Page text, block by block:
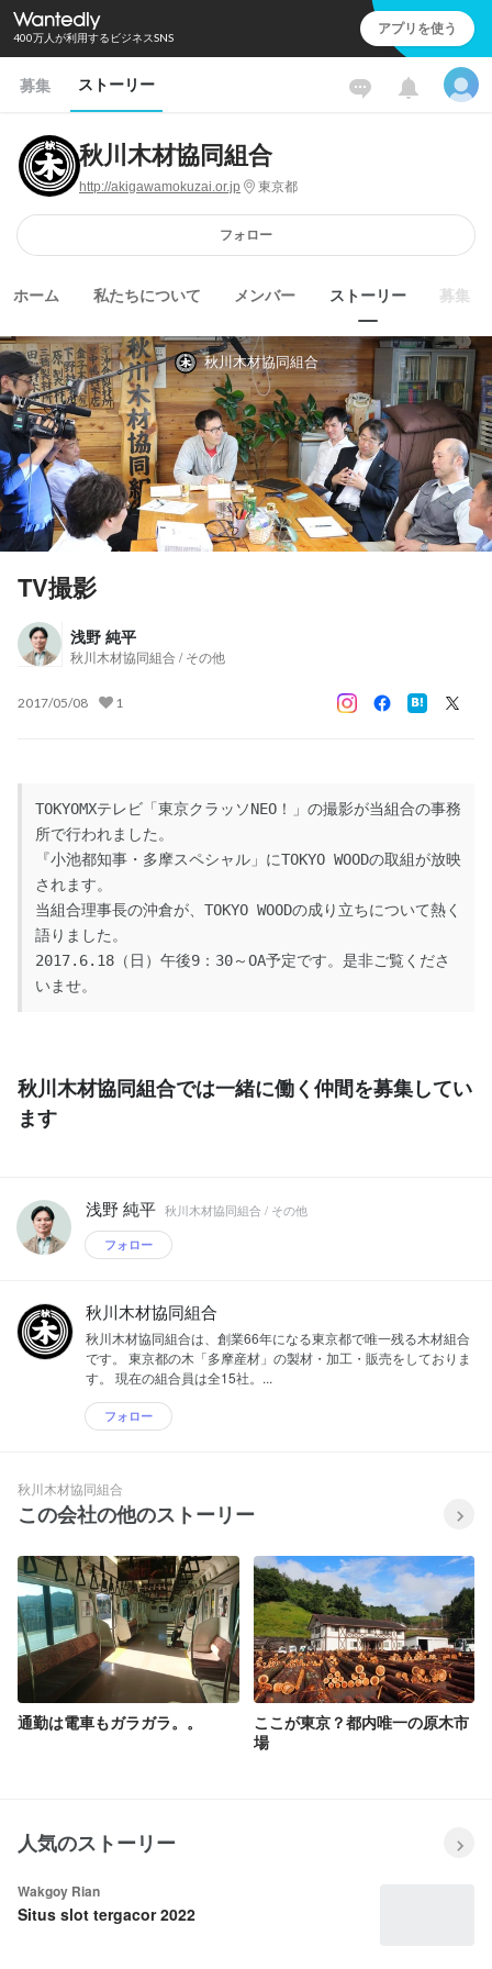
400万人が利用するビジネスSNS アプリを使う
募集 ストーリー
秋川木材協同組合
http://akigawamokuzai.or.jp 東京都
フォロー
ホーム 私たちについて メンバー ストーリー 募集
秋川木材協同組合
TV撮影
浅野 純平
秋川木材協同組合 / その他
2017/05/08 1
TOKYOMXテレビ「東京クラッソNEO！」の撮影が当組合の事務
所で行われました。
『小池都知事・多摩スペシャル」にTOKYO WOODの取組が放映
されます。
当組合理事長の沖倉が、TOKYO WOODの成り立ちについて熱く
語りました。
2017.6.18（日）午後9：30～OA予定です。是非ご覧くださ
いませ。
秋川木材協同組合では一緒に働く仲間を募集してい
ます
浅野 純平 秋川木材協同組合 / その他
フォロー
秋川木材協同組合
秋川木材協同組合は、創業66年になる東京都で唯一残る木材組合
です。 東京都の木「多摩産材」の製材・加工・販売をしておりま
す。 現在の組合員は全15社。...
フォロー
秋川木材協同組合
この会社の他のストーリー
通勤は電車もガラガラ。。
ここが東京？都内唯一の原木市
場
人気のストーリー
Wakgoy Rian
Situs slot tergacor 2022